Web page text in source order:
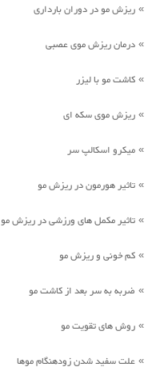
» ریزش مو در دوران بارداری
» درمان ریزش موی عصبی
» کاشت مو با لیزر
» ریزش موی سکه ای
» میکرو اسکالپ سر
» تاثیر هورمون در ریزش مو
» تاثیر مکمل های ورزشی در ریزش مو
» کم خونی و ریزش مو
» ضربه به سر بعد از کاشت مو
» روش های تقویت مو
» علت سفید شدن زودهنگام موها